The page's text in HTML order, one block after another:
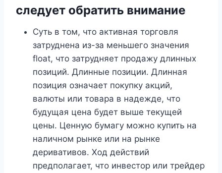
следует обратить внимание
Суть в том, что активная торговля
затруднена из-за меньшего значения
float, что затрудняет продажу длинных
позиций. Длинные позиции. Длинная
позиция означает покупку акций,
валюты или товара в надежде, что
будущая цена будет выше текущей
цены. Ценную бумагу можно купить на
наличном рынке или на рынке
деривативов. Ход действий
предполагает, что инвестор или трейдер